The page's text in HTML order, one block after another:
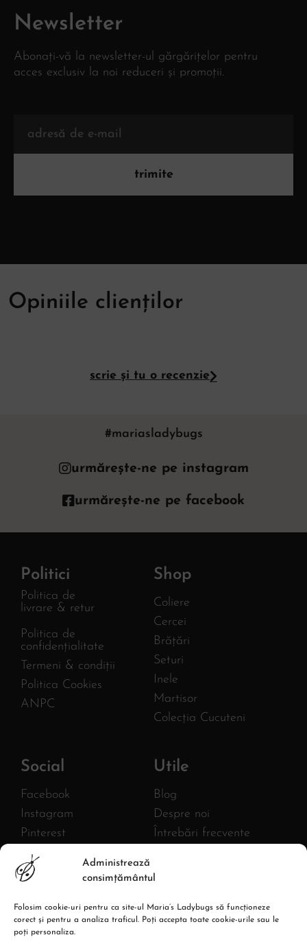
Administrează
consimțământul
Folosim cookie-uri pentru ca site-ul Maria’s Ladybugs să funcționeze
corect și pentru a analiza traficul. Poți accepta toate cookie-urile sau le
poți personaliza.
Newsletter
Abonați-vă la newsletter-ul gărgărițelor pentru
acces exclusiv la noi reduceri și promoții.
trimite
Opiniile clienților
scrie și tu o recenzie
#mariasladybugs
urmărește-ne pe instagram
urmărește-ne pe facebook
Politici
Politica de
livrare & retur
Politica de
confidențialitate
Termeni & condiții
Politica Cookies
ANPC
Shop
Coliere
Cercei
Brățări
Seturi
Inele
Martisor
Colecția Cucuteni
Social
Facebook
Instagram
Pinterest
Twitter
YouTube
Utile
Blog
Despre noi
Întrebări frecvente
CIF: 43380582
Adresa: Str. Burebista, Nr.67,
Piatra Neamt